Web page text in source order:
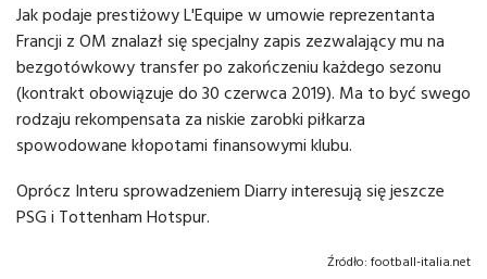
Jak podaje prestiżowy L'Equipe w umowie reprezentanta
Francji z OM znalazł się specjalny zapis zezwalający mu na
bezgotówkowy transfer po zakończeniu każdego sezonu
(kontrakt obowiązuje do 30 czerwca 2019). Ma to być swego
rodzaju rekompensata za niskie zarobki piłkarza
spowodowane kłopotami finansowymi klubu.
Oprócz Interu sprowadzeniem Diarry interesują się jeszcze
PSG i Tottenham Hotspur.
Źródło: football-italia.net